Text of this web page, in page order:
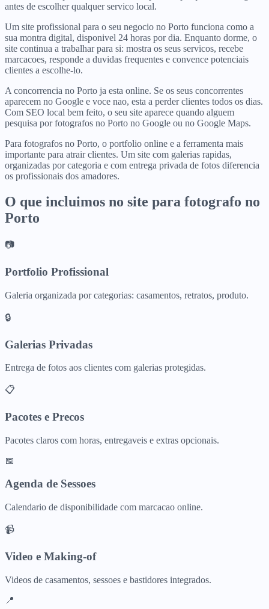
antes de escolher qualquer servico local.
Um site profissional para o seu negocio no Porto funciona como a
sua montra digital, disponivel 24 horas por dia. Enquanto dorme, o
site continua a trabalhar para si: mostra os seus servicos, recebe
marcacoes, responde a duvidas frequentes e convence potenciais
clientes a escolhe-lo.
A concorrencia no Porto ja esta online. Se os seus concorrentes
aparecem no Google e voce nao, esta a perder clientes todos os dias.
Com SEO local bem feito, o seu site aparece quando alguem
pesquisa por fotografos no Porto no Google ou no Google Maps.
Para fotografos no Porto, o portfolio online e a ferramenta mais
importante para atrair clientes. Um site com galerias rapidas,
organizadas por categoria e com entrega privada de fotos diferencia
os profissionais dos amadores.
O que incluimos no site para fotografo no
Porto
📷
Portfolio Profissional
Galeria organizada por categorias: casamentos, retratos, produto.
🔒
Galerias Privadas
Entrega de fotos aos clientes com galerias protegidas.
📋
Pacotes e Precos
Pacotes claros com horas, entregaveis e extras opcionais.
📅
Agenda de Sessoes
Calendario de disponibilidade com marcacao online.
📹
Video e Making-of
Videos de casamentos, sessoes e bastidores integrados.
📍